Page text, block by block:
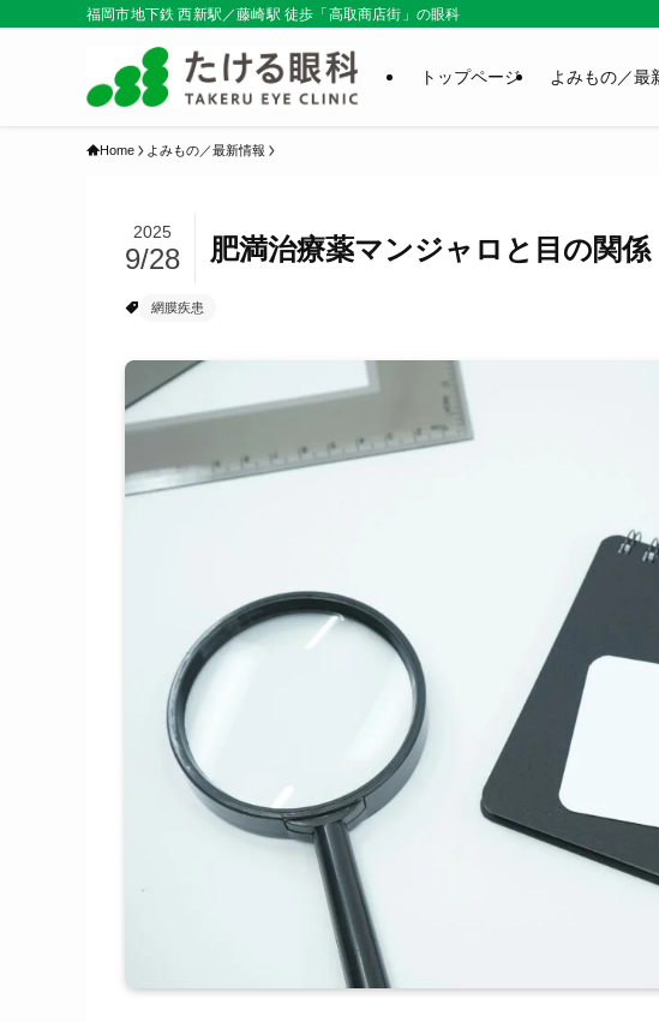
福岡市地下鉄 西新駅／藤崎駅 徒歩「高取商店街」の眼科
トップページ よみもの／最
Home よみもの／最新情報
肥満治療薬マンジャロと目の関係
2025
9/28
網膜疾患